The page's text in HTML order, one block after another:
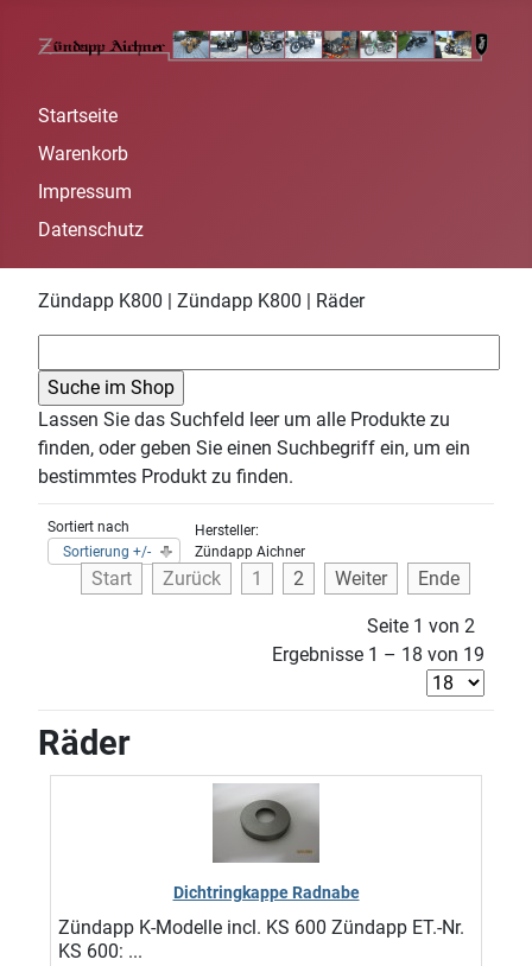
Startseite
Warenkorb
Impressum
Datenschutz
Zündapp K800 | Zündapp K800 | Räder
Lassen Sie das Suchfeld leer um alle Produkte zu
finden, oder geben Sie einen Suchbegriff ein, um ein
bestimmtes Produkt zu finden.
Sortiert nach
Sortierung +/-
Hersteller:
Zündapp Aichner
Start Zurück 1 2 Weiter Ende
Seite 1 von 2
Ergebnisse 1 – 18 von 19
Räder
Dichtringkappe Radnabe
Zündapp K-Modelle incl. KS 600 Zündapp ET.-Nr.
KS 600: ...